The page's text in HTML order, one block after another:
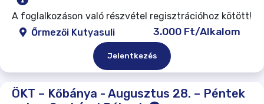
A foglalkozáson való részvétel regisztrációhoz kötött!
Őrmezői Kutyasuli
3.000 Ft/Alkalom
Jelentkezés
ÖKT – Kőbánya - Augusztus 28. – Péntek